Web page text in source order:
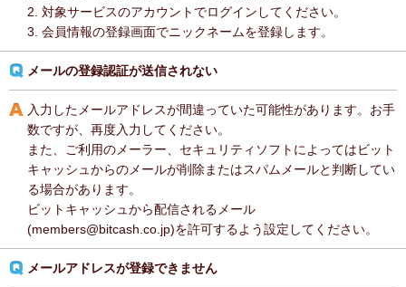
2. 対象サービスのアカウントでログインしてください。
3. 会員情報の登録画面でニックネームを登録します。
メールの登録認証が送信されない
入力したメールアドレスが間違っていた可能性があります。お手
数ですが、再度入力してください。
また、ご利用のメーラー、セキュリティソフトによってはビット
キャッシュからのメールが削除またはスパムメールと判断してい
る場合があります。
ビットキャッシュから配信されるメール
(members@bitcash.co.jp)を許可するよう設定してください。
メールアドレスが登録できません